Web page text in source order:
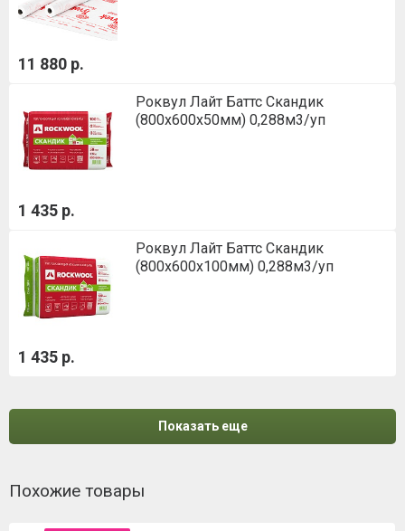
11 880 р.
Роквул Лайт Баттс Скандик
(800х600х50мм) 0,288м3/уп
1 435 р.
Роквул Лайт Баттс Скандик
(800х600х100мм) 0,288м3/уп
1 435 р.
Показать еще
Похожие товары